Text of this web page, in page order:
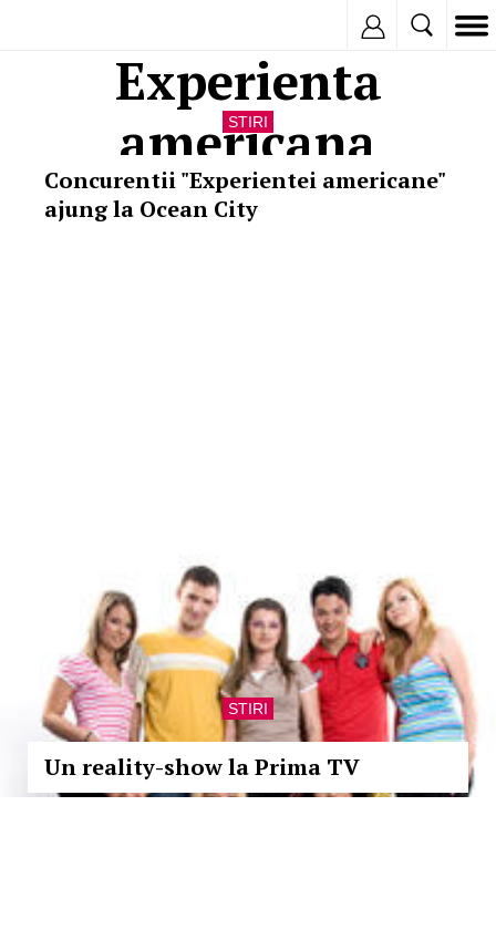
Experienta
americana
STIRI
Concurentii "Experientei americane"
ajung la Ocean City
STIRI
Un reality-show la Prima TV